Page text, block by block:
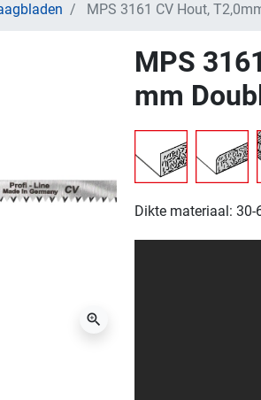
MPS 3161 CV Hout,
zoom_in
MPS
mm
Dikte materiaal: 30-